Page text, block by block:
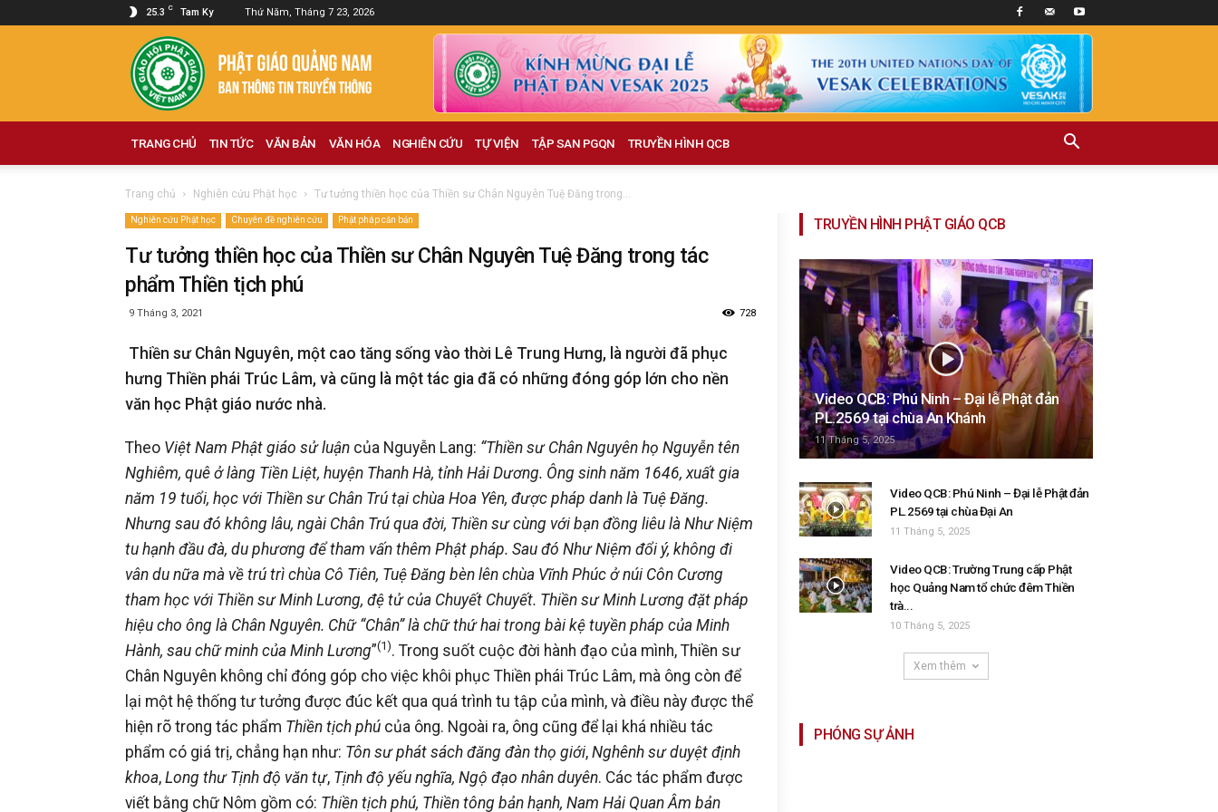
25.3 C Tam Ky Thứ Năm, Tháng 7 23, 2026
Phật
giáo
Quảng
Nam
TRANG CHỦ TIN TỨC VĂN BẢN VĂN HÓA NGHIÊN CỨU TỰ VIỆN TẬP SAN PGQN TRUYỀN HÌNH QCB
Trang chủ Nghiên cứu Phật học Tư tưởng thiền học của Thiền sư Chân Nguyên Tuệ Đăng trong...
Nghiên cứu Phật học Chuyên đề nghiên cứu Phật pháp căn bản
Tư tưởng thiền học của Thiền sư Chân Nguyên Tuệ Đăng trong tác
phẩm Thiền tịch phú
9 Tháng 3, 2021 728
Thiền sư Chân Nguyên, một cao tăng sống vào thời Lê Trung Hưng, là người đã phục
hưng Thiền phái Trúc Lâm, và cũng là một tác gia đã có những đóng góp lớn cho nền
văn học Phật giáo nước nhà.
Theo Việt Nam Phật giáo sử luận của Nguyễn Lang: “Thiền sư Chân Nguyên họ Nguyễn tên
Nghiêm, quê ở làng Tiền Liệt, huyện Thanh Hà, tỉnh Hải Dương. Ông sinh năm 1646, xuất gia
năm 19 tuổi, học với Thiền sư Chân Trú tại chùa Hoa Yên, được pháp danh là Tuệ Ðăng.
Nhưng sau đó không lâu, ngài Chân Trú qua đời, Thiền sư cùng với bạn đồng liêu là Như Niệm
tu hạnh đầu đà, du phương để tham vấn thêm Phật pháp. Sau đó Như Niệm đổi ý, không đi
vân du nữa mà về trú trì chùa Cô Tiên, Tuệ Ðăng bèn lên chùa Vĩnh Phúc ở núi Côn Cương
tham học với Thiền sư Minh Lương, đệ tử của Chuyết Chuyết. Thiền sư Minh Lương đặt pháp
hiệu cho ông là Chân Nguyên. Chữ “Chân” là chữ thứ hai trong bài kệ tuyền pháp của Minh
Hành, sau chữ minh của Minh Lương”(1). Trong suốt cuộc đời hành đạo của mình, Thiền sư
Chân Nguyên không chỉ đóng góp cho việc khôi phục Thiền phái Trúc Lâm, mà ông còn để
lại một hệ thống tư tưởng được đúc kết qua quá trình tu tập của mình, và điều này được thể
hiện rõ trong tác phẩm Thiền tịch phú của ông. Ngoài ra, ông cũng để lại khá nhiều tác
phẩm có giá trị, chẳng hạn như: Tôn sư phát sách đăng đàn thọ giới, Nghênh sư duyệt định
khoa, Long thư Tịnh độ văn tự, Tịnh độ yếu nghĩa, Ngộ đạo nhân duyên. Các tác phẩm được
viết bằng chữ Nôm gồm có: Thiền tịch phú, Thiền tông bản hạnh, Nam Hải Quan Âm bản
TRUYỀN HÌNH PHẬT GIÁO QCB
Video QCB: Phú Ninh – Đại lễ Phật đản
PL.2569 tại chùa An Khánh
11 Tháng 5, 2025
Video QCB: Phú Ninh – Đại lễ Phật đản
PL.2569 tại chùa Đại An
11 Tháng 5, 2025
Video QCB: Trường Trung cấp Phật
học Quảng Nam tổ chức đêm Thiền
trà...
10 Tháng 5, 2025
Xem thêm
PHÓNG SỰ ẢNH